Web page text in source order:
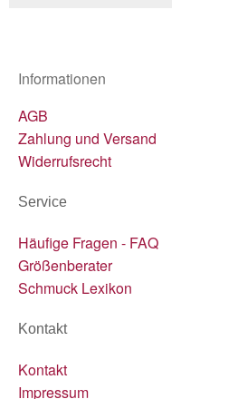
Informationen
AGB
Zahlung und Versand
Widerrufsrecht
Service
Häufige Fragen - FAQ
Größenberater
Schmuck Lexikon
Kontakt
Kontakt
Impressum